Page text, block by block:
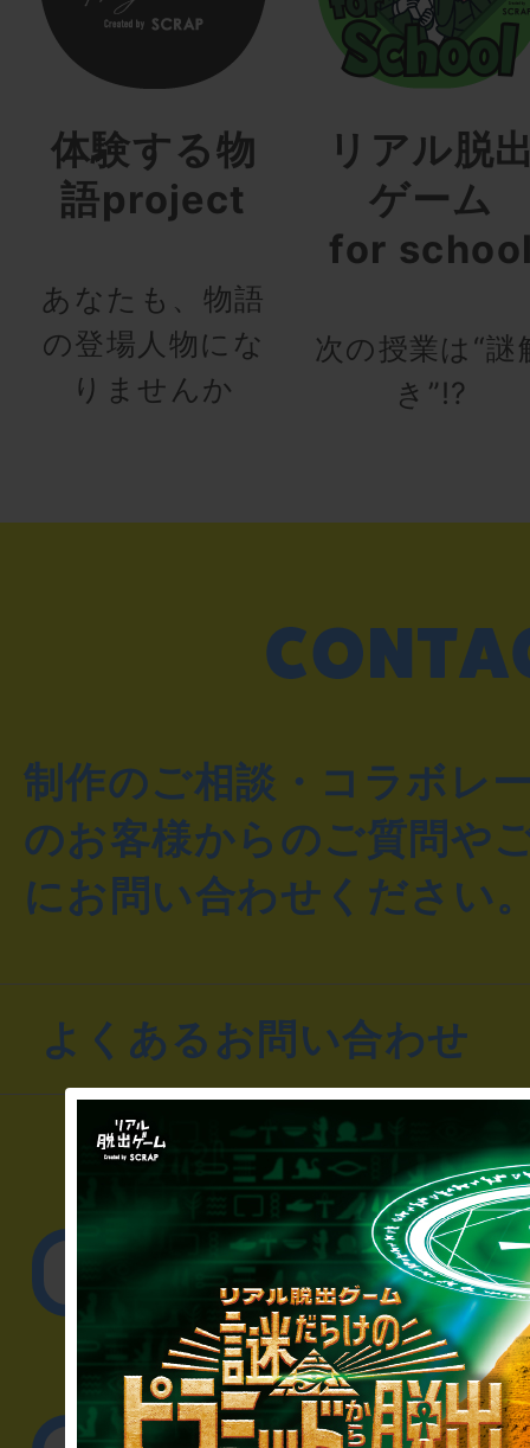
体験する物
語project
あなたも、物語
の登場人物にな
りませんか
リアル脱
ゲーム
for
次の授業は“謎
き”!?
制作のご相談・コラボレ
のお客様からのご質問や
にお問い合わせください
よくあるお問い合わせ
▼一般のお客様
公演内容、チケット
▼企業／法人の方